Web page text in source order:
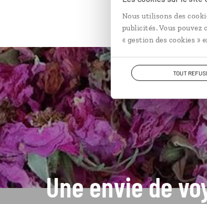
Nous utilisons des
publicités. Vous pouvez
« gestion des cookies »
TOUT
Une envie de